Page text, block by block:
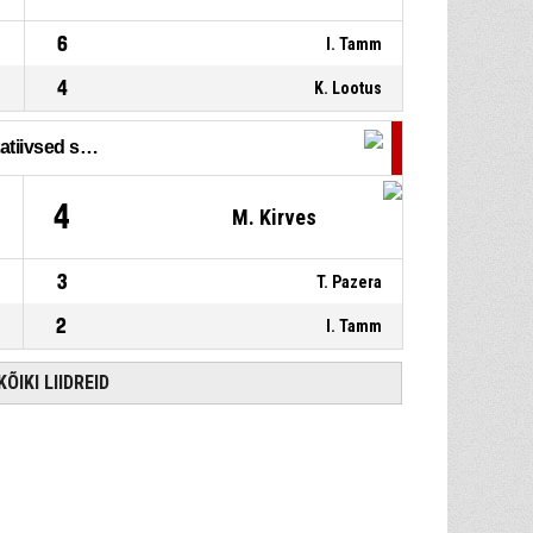
6 I. Tamm
4 K. Lootus
Resultatiivsed söödud
4 M. Kirves
3 T. Pazera
2 I. Tamm
LIIDREID